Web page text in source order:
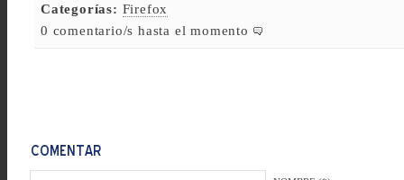
Categorías: Firefox
0 comentario/s hasta el momento